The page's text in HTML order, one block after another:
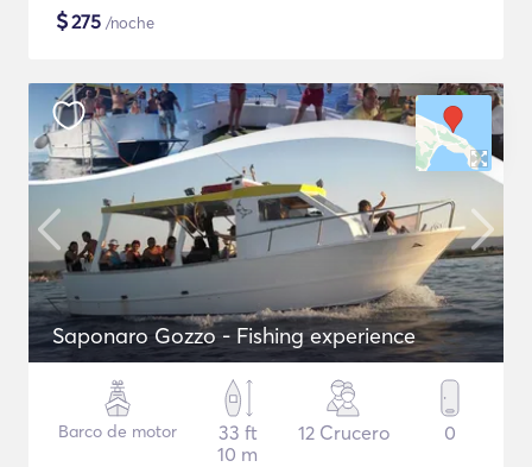
$275 /noche
Saponaro Gozzo - Fishing experience
Barco de motor
33 ft
10 m
12 Crucero 0